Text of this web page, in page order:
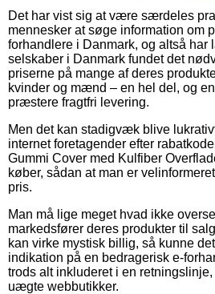
Det har vist sig at være særdeles
mennesker at søge information om
forhandlere i Danmark, og altså har
selskaber i Danmark fundet det
priserne på mange af deres
kvinder og mænd – en hel del, og
præstere fragtfri levering.
Men det kan stadigvæk blive
internet foretagender efter
Gummi Cover med Kulfiber
køber, sådan at man er
pris.
Man må lige meget hvad ikke
markedsfører deres produkter til
kan virke mystisk billig, så kunne
indikation på en bedragerisk e-
trods alt inkluderet i en
uægte webbutikker.